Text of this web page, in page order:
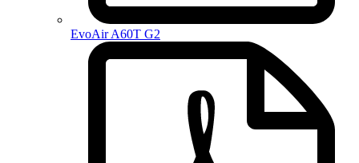
EvoAir A60T G2